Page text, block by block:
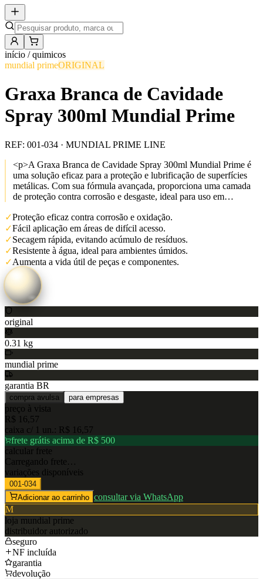
início /quimicos
mundial primeORIGINAL
Graxa Branca de Cavidade
Spray 300ml Mundial Prime
REF: 001-034 · MUNDIAL PRIME LINE
<p>A Graxa Branca de Cavidade Spray 300ml Mundial Prime é
uma solução eficaz para a proteção e lubrificação de superfícies
metálicas. Com sua fórmula avançada, proporciona uma camada
de proteção contra corrosão e desgaste, ideal para uso em…
✓Proteção eficaz contra corrosão e oxidação.
✓Fácil aplicação em áreas de difícil acesso.
✓Secagem rápida, evitando acúmulo de resíduos.
✓Resistente à água, ideal para ambientes úmidos.
✓Aumenta a vida útil de peças e componentes.
original
0.31 kg
mundial prime
garantia BR
compra avulsa para empresas
preço à vista
R$ 16,57
caixa c/
1 un.: R$ 16,57
frete grátis acima de R$ 500
calcular frete
Carregando frete…
variações disponíveis
001-034
Adicionar ao carrinho consultar via WhatsApp
M
loja mundial prime
distribuidor autorizado
seguro
NF incluída
garantia
devolução